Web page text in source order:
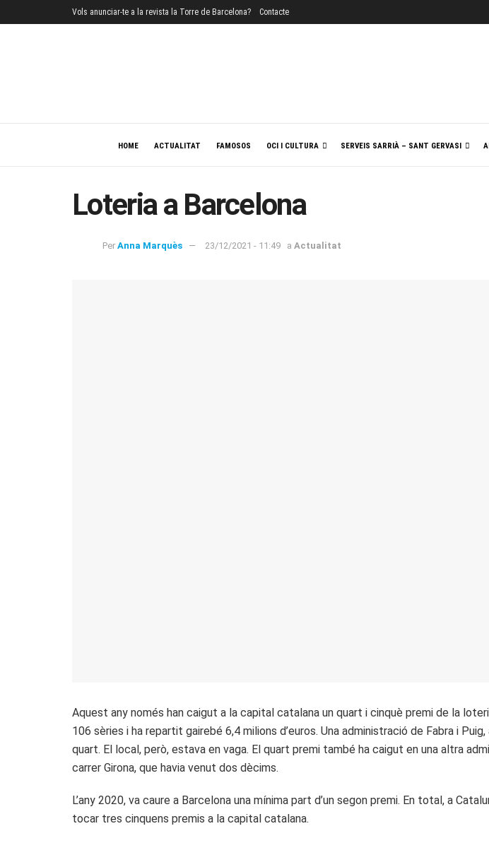
Vols anunciar-te a la revista la Torre de Barcelona? Contacte
HOME ACTUALITAT FAMOSOS OCI I CULTURA SERVEIS SARRIÀ – SANT GERVASI
Loteria a Barcelona
Per Anna Marquès 23/12/2021 - 11:49 a Actualitat
Aquest any només han caigut a la capital catalana un quart i cinquè premi de la
106 sèries i ha repartit gairebé 6,4 milions d’euros. Una administració de Fabra i
quart. El local, però, estava en vaga. El quart premi també ha caigut en una altra
carrer Girona, que havia venut dos dècims.
L’any 2020, va caure a Barcelona una mínima part d’un segon premi. En total, a
tocar tres cinquens premis a la capital catalana.